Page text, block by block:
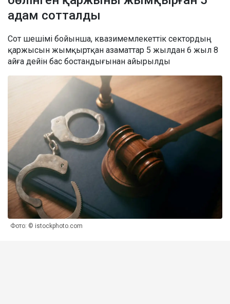
адам сотталды
Сот шешімі бойынша, квазимемлекеттік сектордың
қаржысын жымқыртқан азаматтар 5 жылдан 6 жыл 8
айға дейін бас бостандығынан айырылды
Фото: © istockphoto.com